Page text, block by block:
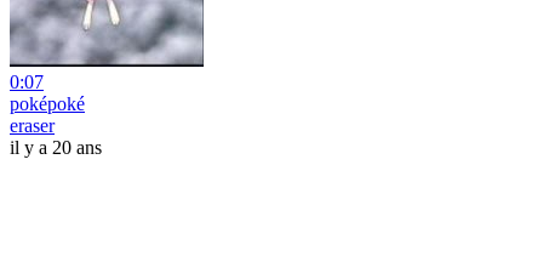
0:07
poképoké
eraser
il y a 20 ans